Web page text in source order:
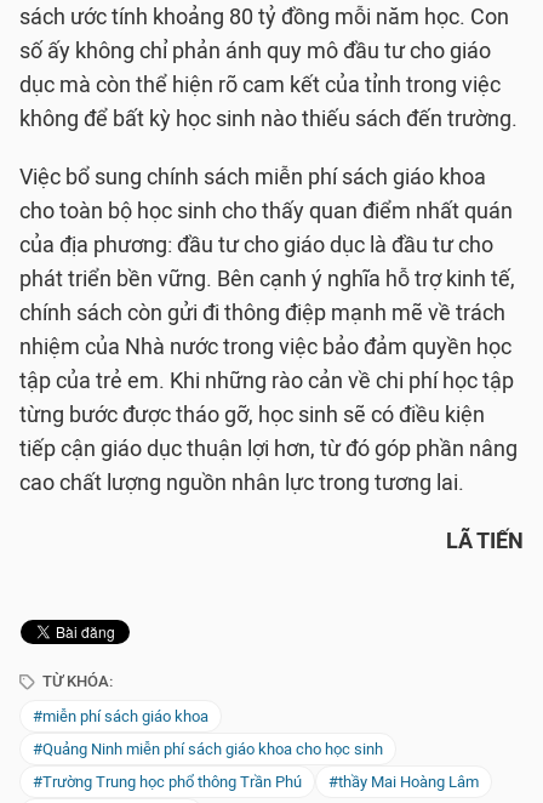
sách ước tính khoảng 80 tỷ đồng mỗi năm học. Con
số ấy không chỉ phản ánh quy mô đầu tư cho giáo
dục mà còn thể hiện rõ cam kết của tỉnh trong việc
không để bất kỳ học sinh nào thiếu sách đến trường.
Việc bổ sung chính sách miễn phí sách giáo khoa
cho toàn bộ học sinh cho thấy quan điểm nhất quán
của địa phương: đầu tư cho giáo dục là đầu tư cho
phát triển bền vững. Bên cạnh ý nghĩa hỗ trợ kinh tế,
chính sách còn gửi đi thông điệp mạnh mẽ về trách
nhiệm của Nhà nước trong việc bảo đảm quyền học
tập của trẻ em. Khi những rào cản về chi phí học tập
từng bước được tháo gỡ, học sinh sẽ có điều kiện
tiếp cận giáo dục thuận lợi hơn, từ đó góp phần nâng
cao chất lượng nguồn nhân lực trong tương lai.
LÃ TIẾN
TỪ KHÓA:
#miễn phí sách giáo khoa
#Quảng Ninh miễn phí sách giáo khoa cho học sinh
#Trường Trung học phổ thông Trần Phú
#thầy Mai Hoàng Lâm